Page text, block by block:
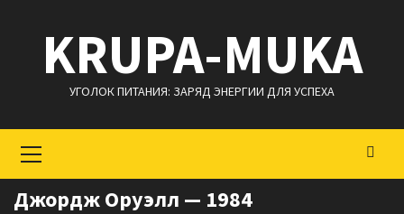
содержимому
KRUPA-MUKA
УГОЛОК ПИТАНИЯ: ЗАРЯД ЭНЕРГИИ ДЛЯ УСПЕХА
меню
Джордж Оруэлл — 1984